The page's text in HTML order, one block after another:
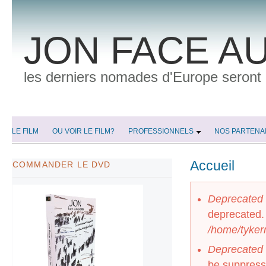
JON FACE
les derniers nomades d'Europe
LE FILM
OU VOIR LE FILM? PROFESSIONNELS NOS
COMMANDER LE DVD
Vous
Accueil
Message
Deprecated
/home/
Deprecated